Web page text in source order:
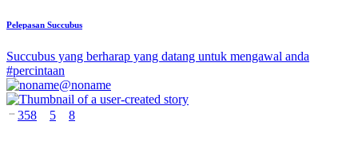
Pelepasan Succubus
Succubus yang berharap yang datang untuk mengawal anda
#percintaan
@noname
358 5 8